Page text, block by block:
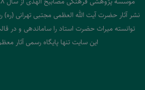
نشر آثار حضرت آیت الله العظمی مجتبی تهرانی (ره)
توانسته میراث حضرت استاد را ساماندهی و در
این سایت تنها پایگاه رسمی آثار